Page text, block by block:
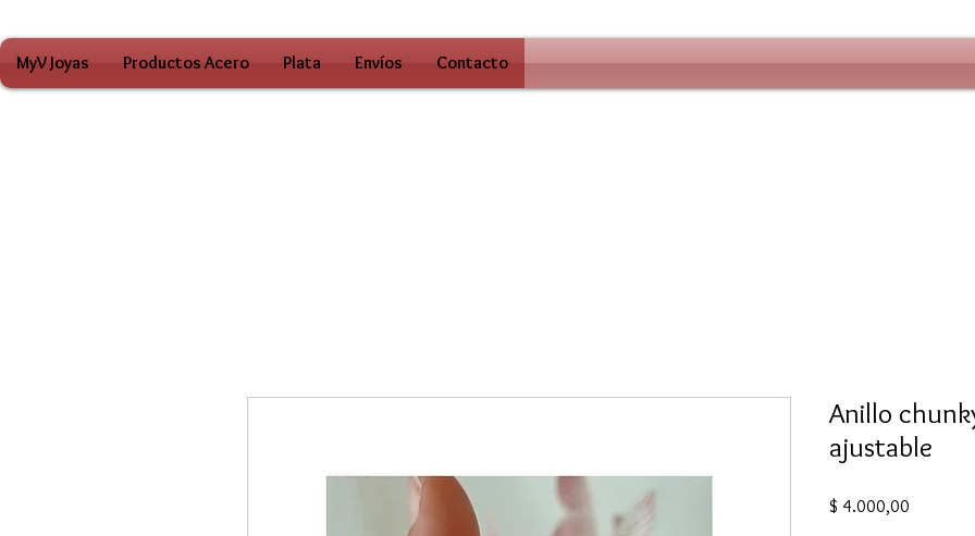
MyV Joyas Productos Acero Plata Envíos Contacto
Anillo
ajustable
$ 4.000,00